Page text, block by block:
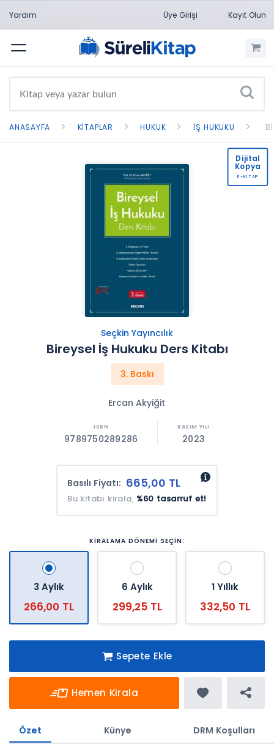
Yardım Üye Girişi Kayıt Olun
Menü
ANASAYFA KITAPLAR HUKUK İŞ HUKUKU
Seçkin Yayıncılık
Bireysel İş Hukuku Ders Kitabı
3. Baskı
Ercan Akyiğit
9789750289286 2023
Basılı Fiyatı: 665,00 TL
Bu kitabı kirala, %60 tasarruf et!
KİRALAMA DÖNEMİ SEÇİN:
3 Aylık
266,00 TL
6 Aylık
299,25 TL
1 Yıllık
332,50 TL
Sepete Ekle
Hemen Kirala
Özet Künye DRM Koşulları
Dijital
Kopya
E-KİTAP